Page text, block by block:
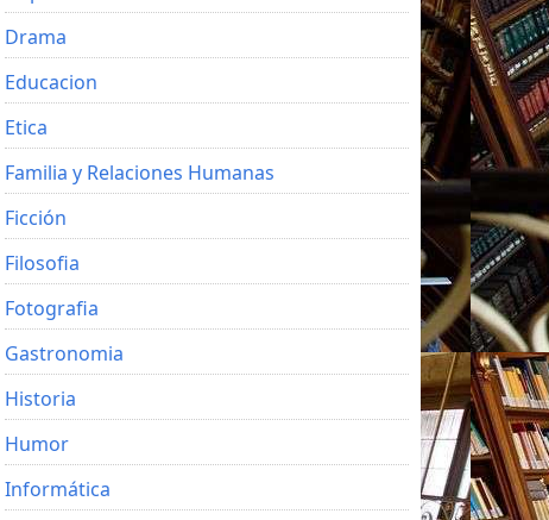
Drama
Educacion
Etica
Familia y Relaciones Humanas
Ficción
Filosofia
Fotografia
Gastronomia
Historia
Humor
Informática